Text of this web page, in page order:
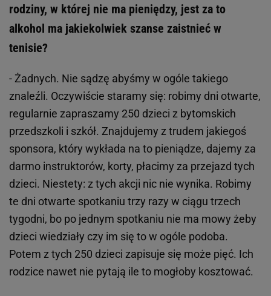
rodziny, w której nie ma pieniędzy, jest za to
alkohol ma jakiekolwiek szanse zaistnieć w
tenisie?
- Żadnych. Nie sądzę abyśmy w ogóle takiego
znaleźli. Oczywiście staramy się: robimy dni otwarte,
regularnie zapraszamy 250 dzieci z bytomskich
przedszkoli i szkół. Znajdujemy z trudem jakiegoś
sponsora, który wykłada na to pieniądze, dajemy za
darmo instruktorów, korty, płacimy za przejazd tych
dzieci. Niestety: z tych akcji nic nie wynika. Robimy
te dni otwarte spotkaniu trzy razy w ciągu trzech
tygodni, bo po jednym spotkaniu nie ma mowy żeby
dzieci wiedziały czy im się to w ogóle podoba.
Potem z tych 250 dzieci zapisuje się może pięć. Ich
rodzice nawet nie pytają ile to mogłoby kosztować.